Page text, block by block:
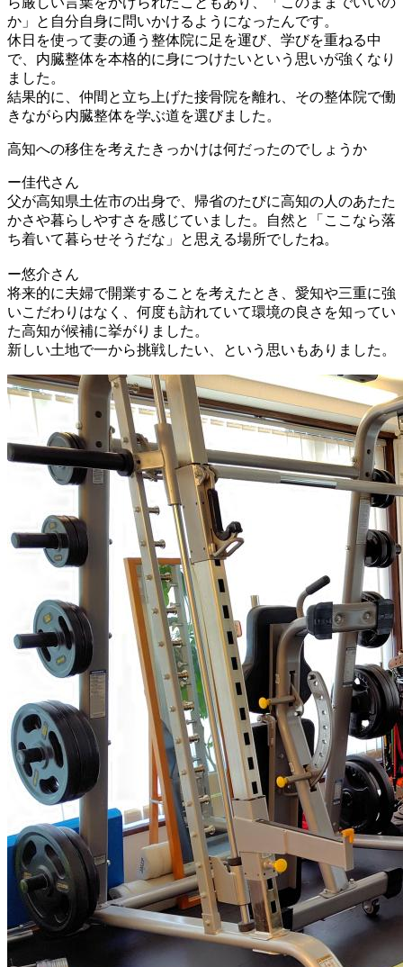
か」と自分自身に問いかけるようになったんです。
休日を使って妻の通う整体院に足を運び、学びを重ねる中
で、内臓整体を本格的に身につけたいという思いが強くなり
ました。
結果的に、仲間と立ち上げた接骨院を離れ、その整体院で働
きながら内臓整体を学ぶ道を選びました。
高知への移住を考えたきっかけは何だったのでしょうか
ー佳代さん
父が高知県土佐市の出身で、帰省のたびに高知の人のあたた
かさや暮らしやすさを感じていました。自然と「ここなら落
ち着いて暮らせそうだな」と思える場所でしたね。
ー悠介さん
将来的に夫婦で開業することを考えたとき、愛知や三重に強
いこだわりはなく、何度も訪れていて環境の良さを知ってい
た高知が候補に挙がりました。
新しい土地で一から挑戦したい、という思いもありました。